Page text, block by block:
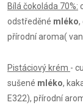
Bílá čokoláda 70%:
odstředěné mléko,
přírodní aroma(
Pistáciový krém -
sušené mléko,
E322), přírodní